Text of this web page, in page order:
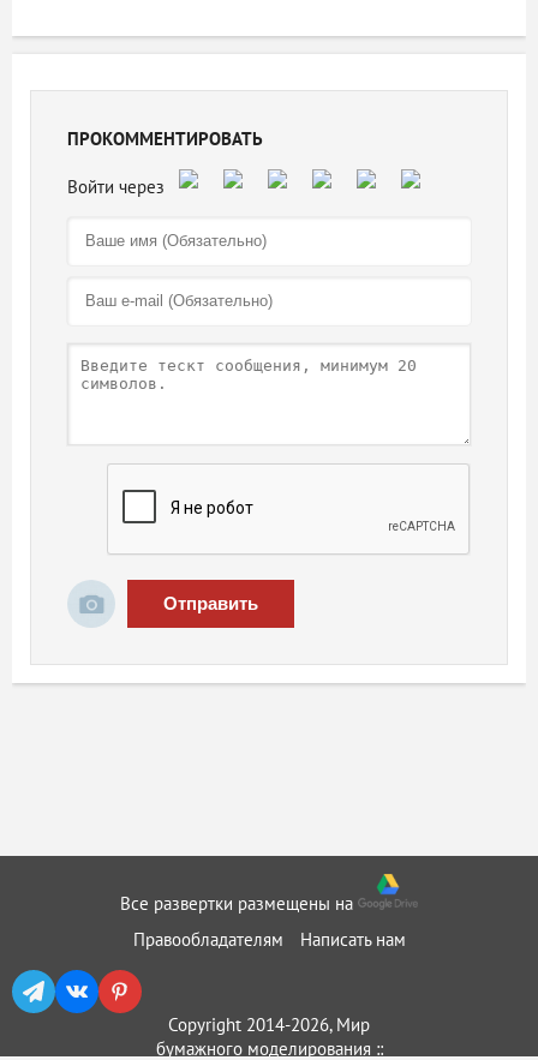
ПРОКОММЕНТИРОВАТЬ
Отправить
Все развертки размещены на
Правообладателям
Написать нам
Copyright 2014-2026, Мир
бумажного моделирования ::